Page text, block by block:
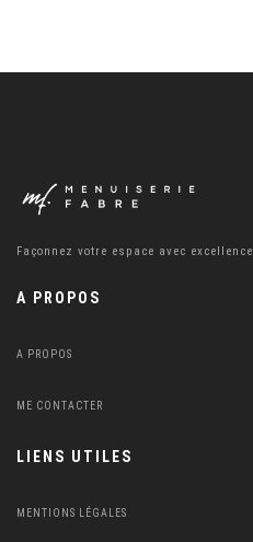
Façonnez votre espace avec excellence
A PROPOS
A PROPOS
ME CONTACTER
LIENS UTILES
MENTIONS LÉGALES